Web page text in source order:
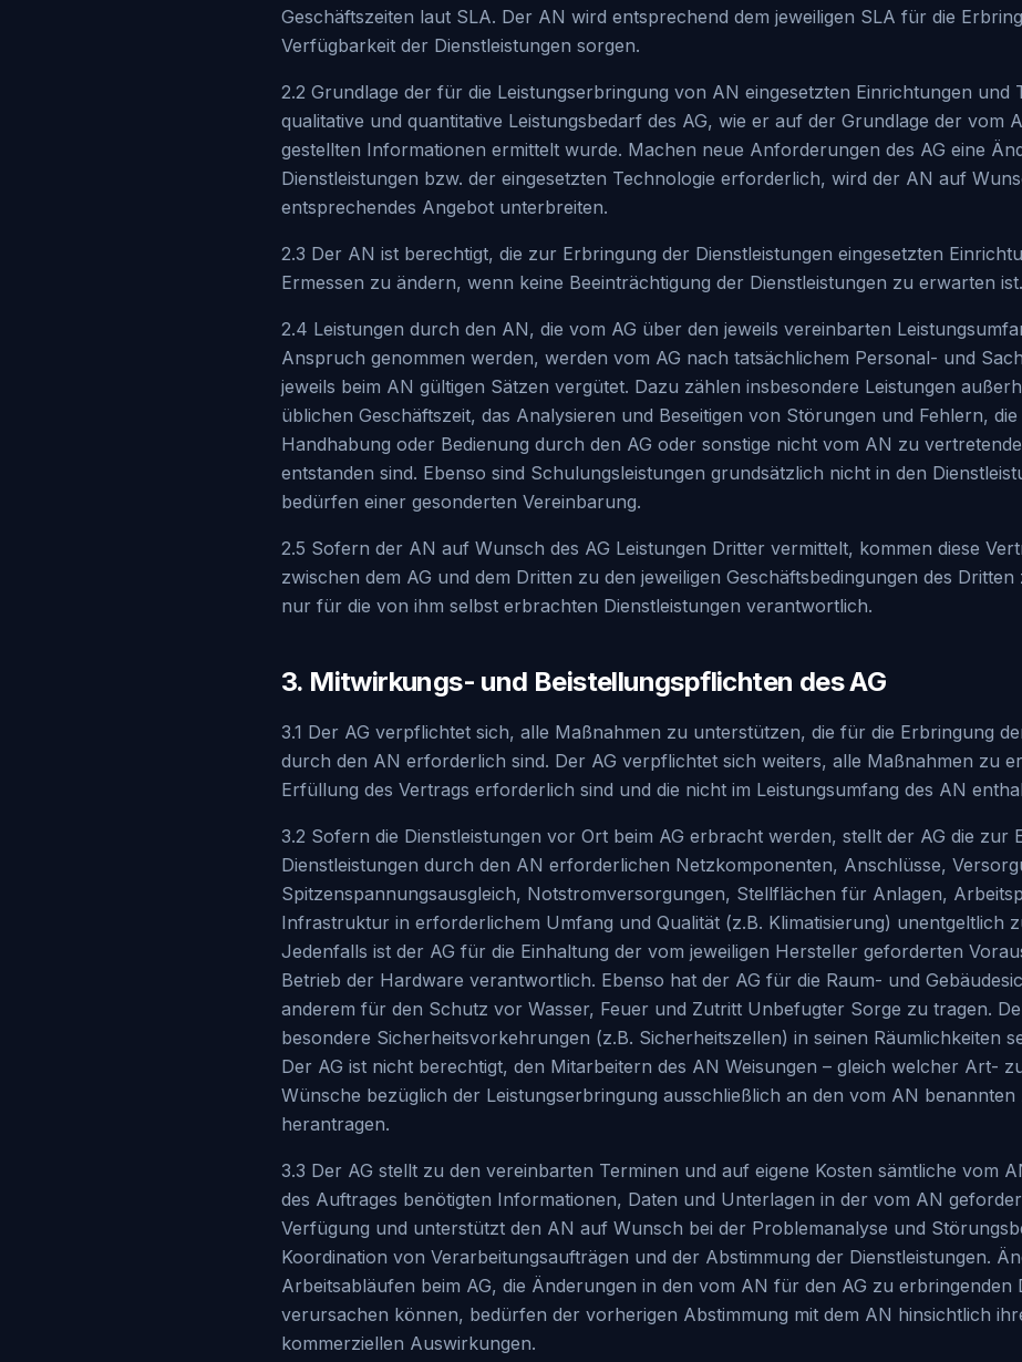
Geschäftszeiten laut SLA. Der AN wird entsprechend dem jeweiligen SLA für die
Verfügbarkeit der Dienstleistungen sorgen.
2.2 Grundlage der für die Leistungserbringung von AN eingesetzten Einrichtungen und
qualitative und quantitative Leistungsbedarf des AG, wie er auf der Grundlage der vom
gestellten Informationen ermittelt wurde. Machen neue Anforderungen des AG eine
Dienstleistungen bzw. der eingesetzten Technologie erforderlich, wird der AN auf
entsprechendes Angebot unterbreiten.
2.3 Der AN ist berechtigt, die zur Erbringung der Dienstleistungen eingesetzten
Ermessen zu ändern, wenn keine Beeinträchtigung der Dienstleistungen zu erwarten ist.
2.4 Leistungen durch den AN, die vom AG über den jeweils vereinbarten
Anspruch genommen werden, werden vom AG nach tatsächlichem Personal- und
jeweils beim AN gültigen Sätzen vergütet. Dazu zählen insbesondere Leistungen
üblichen Geschäftszeit, das Analysieren und Beseitigen von Störungen und Fehlern,
Handhabung oder Bedienung durch den AG oder sonstige nicht vom AN zu
entstanden sind. Ebenso sind Schulungsleistungen grundsätzlich nicht in den
bedürfen einer gesonderten Vereinbarung.
2.5 Sofern der AN auf Wunsch des AG Leistungen Dritter vermittelt, kommen diese
zwischen dem AG und dem Dritten zu den jeweiligen Geschäftsbedingungen des
nur für die von ihm selbst erbrachten Dienstleistungen verantwortlich.
3. Mitwirkungs- und Beistellungspflichten des AG
3.1 Der AG verpflichtet sich, alle Maßnahmen zu unterstützen, die für die Erbringung
durch den AN erforderlich sind. Der AG verpflichtet sich weiters, alle Maßnahmen zu
Erfüllung des Vertrags erforderlich sind und die nicht im Leistungsumfang des AN
3.2 Sofern die Dienstleistungen vor Ort beim AG erbracht werden, stellt der AG die zur
Dienstleistungen durch den AN erforderlichen Netzkomponenten, Anschlüsse,
Spitzenspannungsausgleich, Notstromversorgungen, Stellflächen für Anlagen,
Infrastruktur in erforderlichem Umfang und Qualität (z.B. Klimatisierung) unentgeltlich
Jedenfalls ist der AG für die Einhaltung der vom jeweiligen Hersteller geforderten
Betrieb der Hardware verantwortlich. Ebenso hat der AG für die Raum- und
anderem für den Schutz vor Wasser, Feuer und Zutritt Unbefugter Sorge zu tragen.
besondere Sicherheitsvorkehrungen (z.B. Sicherheitszellen) in seinen Räumlichkeiten
Der AG ist nicht berechtigt, den Mitarbeitern des AN Weisungen – gleich welcher Art-
Wünsche bezüglich der Leistungserbringung ausschließlich an den vom AN
herantragen.
3.3 Der AG stellt zu den vereinbarten Terminen und auf eigene Kosten sämtliche vom
des Auftrages benötigten Informationen, Daten und Unterlagen in der vom AN
Verfügung und unterstützt den AN auf Wunsch bei der Problemanalyse und
Koordination von Verarbeitungsaufträgen und der Abstimmung der Dienstleistungen.
Arbeitsabläufen beim AG, die Änderungen in den vom AN für den AG zu erbringenden
verursachen können, bedürfen der vorherigen Abstimmung mit dem AN hinsichtlich
kommerziellen Auswirkungen.